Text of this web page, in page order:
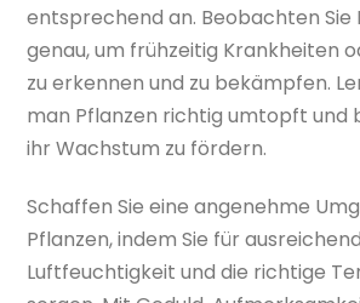
entsprechend an. Beobachten Sie
genau, um frühzeitig Krankheiten
zu erkennen und zu bekämpfen.
man Pflanzen richtig umtopft und
ihr Wachstum zu fördern.
Schaffen Sie eine angenehme
Pflanzen, indem Sie für
Luftfeuchtigkeit und die richtige